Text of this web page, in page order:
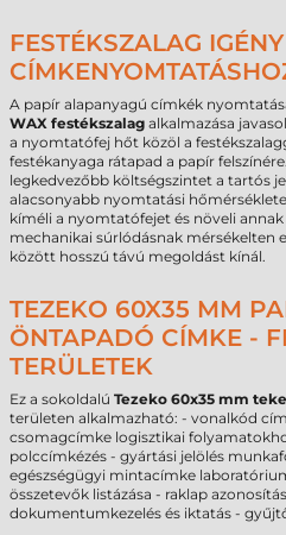
FESTÉKSZALAG
A papír alapanyagú címkék
WAX festékszalag alkalmazása
a nyomtatófej hőt közöl a
festékanyaga rátapad a papír
legkedvezőbb költségszintet a tartós
alacsonyabb nyomtatási
kíméli a nyomtatófejet és növeli
mechanikai súrlódásnak mérsékelten
között hosszú távú megoldást kínál.
TEZEKO 60X35 MM
ÖNTAPADÓ CÍMKE -
TERÜLETEK
Ez a sokoldalú Tezeko 60x35 mm
területen alkalmazható: - vonalkód
csomagcímke logisztikai
polccímkézés - gyártási jelölés
egészségügyi mintacímke
összetevők listázása - raklap
dokumentumkezelés és iktatás -